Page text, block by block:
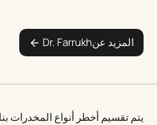
يتم تقسيم أخطر أنواع المخدرات
المزيد عنDr. Farrukh